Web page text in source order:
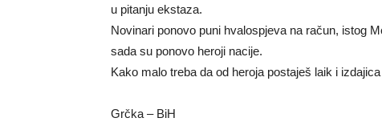
u pitanju ekstaza.
Novinari ponovo puni hvalospjeva na račun, istog
sada su ponovo heroji nacije.
Kako malo treba da od heroja postaješ laik i
Grčka – BiH